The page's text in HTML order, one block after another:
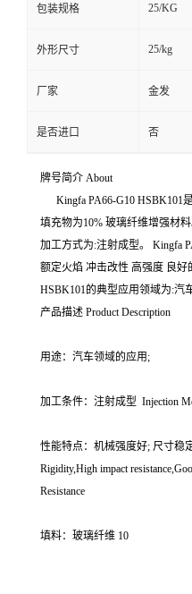
包装规格 25/KG
外形尺寸 25/kg
厂家 金发
是否进口 否
牌号简介 About
Kingfa PA66-G10 HSBK101
填充物为10% 玻璃纤维增强材
加工方式为:注射成型。 Kingfa
额定火焰 冲击改性 高强度 良好
HSBK101的典型应用领域为:汽
产品描述 Product Description
用途：汽车领域的应用;
加工条件：注射成型 Injection
性能特点：机械强度好; 尺寸稳
Rigidity,High impact
Resistance
填料：玻璃纤维 10